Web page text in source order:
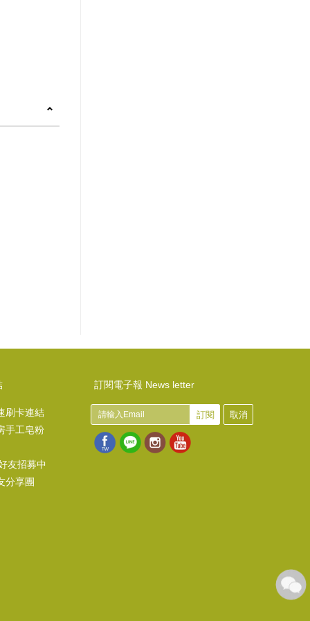
刷卡連結
手工皂粉
友招募中
分享團
訂閱電子報 News letter
訂閱 取消